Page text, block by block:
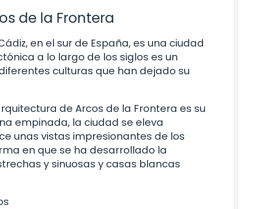
de la Frontera
en el sur de España, es una ciudad
a lo largo de los siglos es un
culturas que han dejado su
de Arcos de la Frontera es su
empinada, la ciudad se eleva
unas vistas impresionantes de los
en que se ha desarrollado la
y sinuosas y casas blancas